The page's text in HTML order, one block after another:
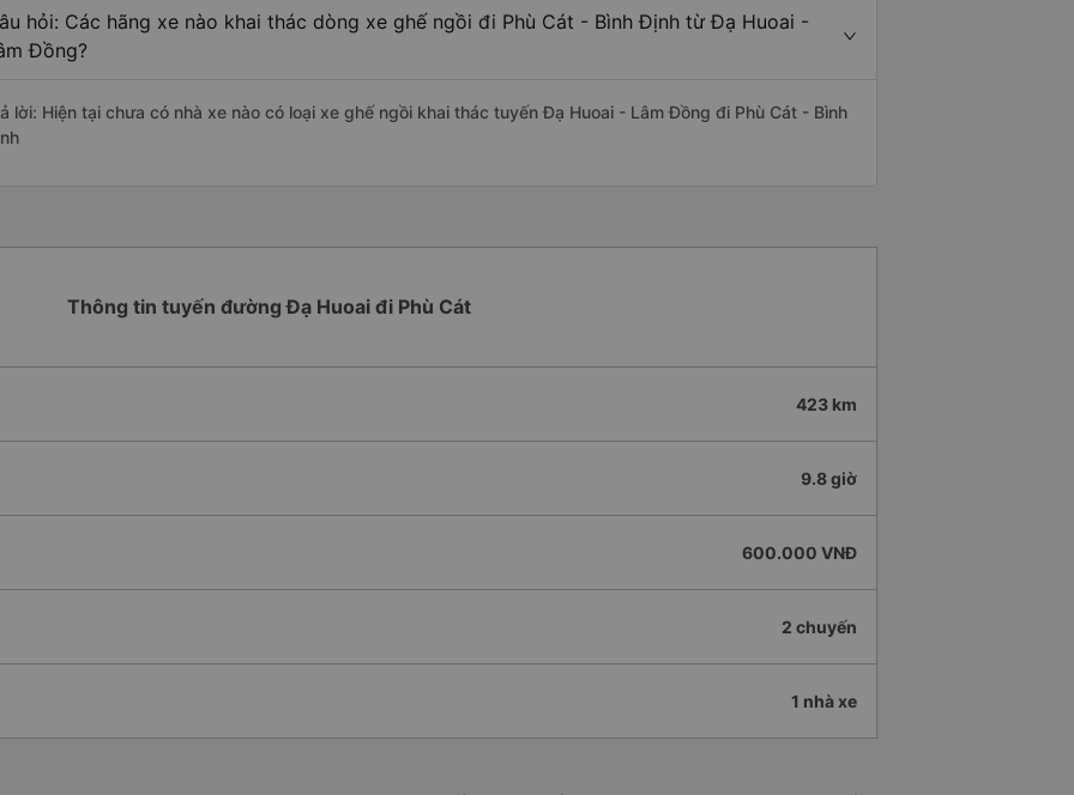
hỏi: Các hãng xe nào khai thác dòng xe ghế ngồi đi Phù Cát - Bình Định từ Đạ Huoai -
Đồng?
lời: Hiện tại chưa có nhà xe nào có loại xe ghế ngồi khai thác tuyến Đạ Huoai - Lâm Đồng đi Phù Cát - Bình
Thông tin tuyến đường Đạ Huoai đi Phù Cát
423 km
9.8 giờ
600.000 VNĐ
2 chuyến
1 nhà xe